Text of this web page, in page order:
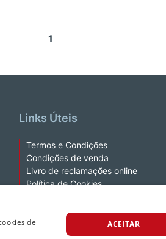
1
Links Úteis
Termos e Condições
Condições de venda
Livro de reclamações online
Política de Cookies
de
ACEITAR